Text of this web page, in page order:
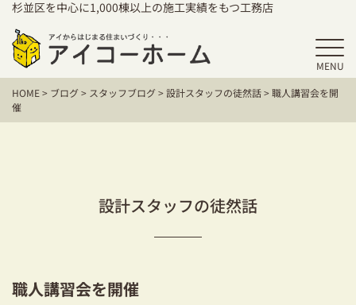
杉並区を中心に1,000棟以上の施工実績をもつ工務店
MENU
HOME
保証／アフターサポート
二世帯住宅をお考えの方
HOME> ブログ> スタッフブログ>設計スタッフの徒然話>職人講習会を開
催
設計スタッフの徒然話
職人講習会を開催